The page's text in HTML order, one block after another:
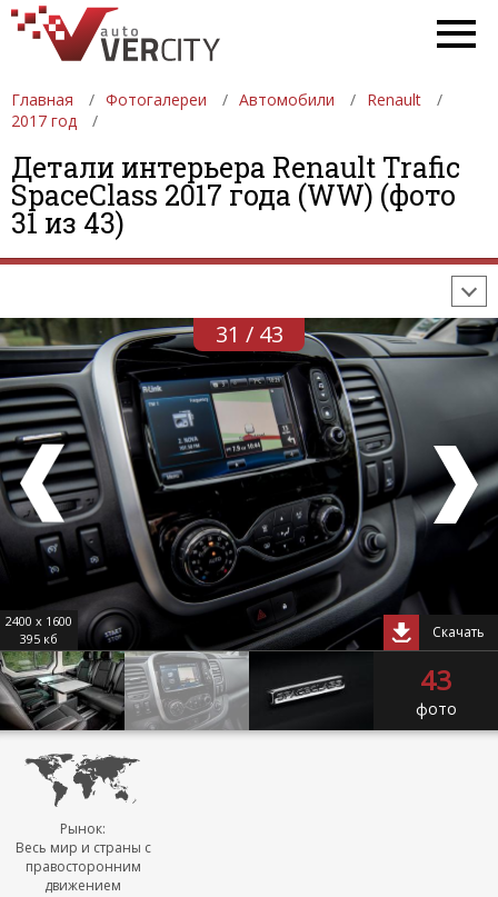
Главная Фотогалереи Автомобили
Renault
2017 год
Детали интерьера Renault Trafic
SpaceClass 2017 года (WW) (фото
31 из 43)
ФОТОГАЛЕРЕИ АВТОМОБИЛИ
ДЕВУШКИ
АВТОСАЛОНЫ
31 / 43
2400 x 1600
395 кб
Скачать
43
фото
Рынок:
Весь мир и страны с
правосторонним
движением